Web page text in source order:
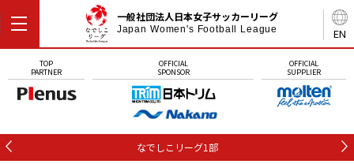
EN
一般社団法人日本女子サッカーリーグ
Japan Women's Football League
TOP
PARTNER
OFFICIAL
SPONSOR
OFFICIAL
SUPPLIER
なでしこリーグ1部